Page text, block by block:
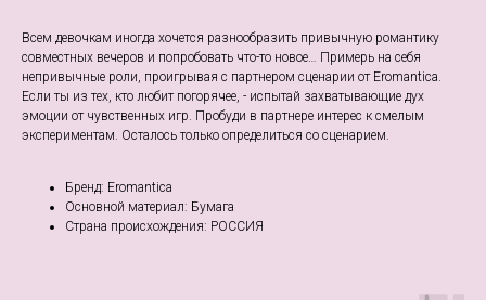
Всем девочкам иногда хочется разнообразить привычную романтику
совместных вечеров и попробовать что-то новое… Примерь на себя
непривычные роли, проигрывая с партнером сценарии от Eromantica.
Если ты из тех, кто любит погорячее, - испытай захватывающие дух
эмоции от чувственных игр. Пробуди в партнере интерес к смелым
экспериментам. Осталось только определиться со сценарием.
Бренд: Eromantica
Основной материал: Бумага
Страна происхождения: РОССИЯ